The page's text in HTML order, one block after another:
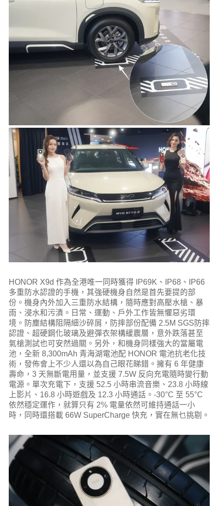
HONOR X9d 作為全港唯一同時獲得 IP69K、IP68、IP66
多重防水認證的手機，其強硬機身自然是首先要提的部
份。機身內外加入三重防水結構，隨時應對高壓水槍、暴
雨、浸水和污漬。日常、運動、戶外工作皆無懼惡劣環
境。防塵結構阻隔細沙碎屑，防摔部份配備 2.5M SGS防摔
認證、超硬鋼化玻璃及避彈衣架構緩震層，意外跌落甚至
氣槍測試也可安然過關。另外，和機身同樣強大的當屬電
池，​全新 8,300mAh 青海湖電池配 HONOR 電池抗老化技
術，發佈會上不少人還以為自己眼花睇錯。擁有 6 年健康
壽命，3 天無斷電用量，並支援 7.5W 反向充電隨時變行動
電源。單次充電下，支援 52.5 小時串流音樂、23.8 小時線
上影片、16.8 小時遊戲及 12.3 小時通話。-30°C 至 55°C
依然穩定運作，就算只有 2% 電量依然可維持通話一小
時，同時還搭載 66W SuperCharge 快充，實在無乜挑剔。​